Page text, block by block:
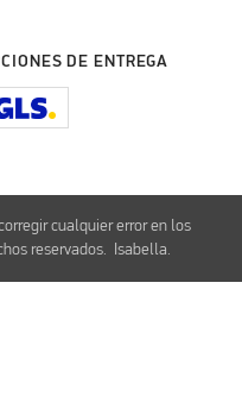
DE ENTREGA
cualquier error en los
reservados. Isabella.